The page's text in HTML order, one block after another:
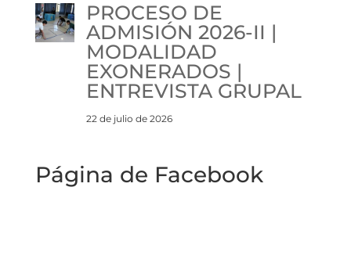
PROCESO DE
ADMISIÓN 2026-II |
MODALIDAD
EXONERADOS |
ENTREVISTA GRUPAL
22 de julio de 2026
Página de Facebook